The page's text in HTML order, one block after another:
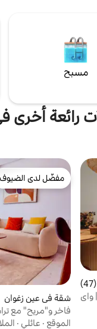
مسبح
رائعة أخرى
5.0 من 5، 47 مراجعات
واي
مفضّل لدى الضيوف
مفضّل لدى الضيوف
شقة في عين زغوان
فاخر و"مريح" مع
الموقع · عائلي ·